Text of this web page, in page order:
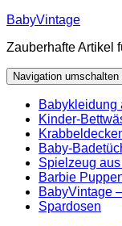
Zum
springen
BabyVintage
Zauberhafte Artikel
Navigation umschalten
Babykleidung
Kinder-
Baby-
Spielzeug
Barbie
BabyVintage
Spardosen